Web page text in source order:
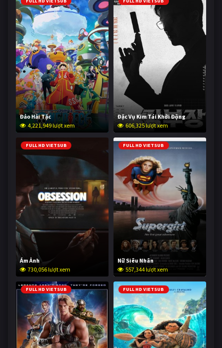
Đảo Hải Tặc
4,221,949 lượt xem
Đặc Vụ Kim Tái Khởi Động
606,325 lượt xem
FULL HD VIETSUB
Ám Ảnh
730,056 lượt xem
FULL HD VIETSUB
Nữ Siêu Nhân
557,344 lượt xem
FULL HD VIETSUB FULL HD VIETSUB